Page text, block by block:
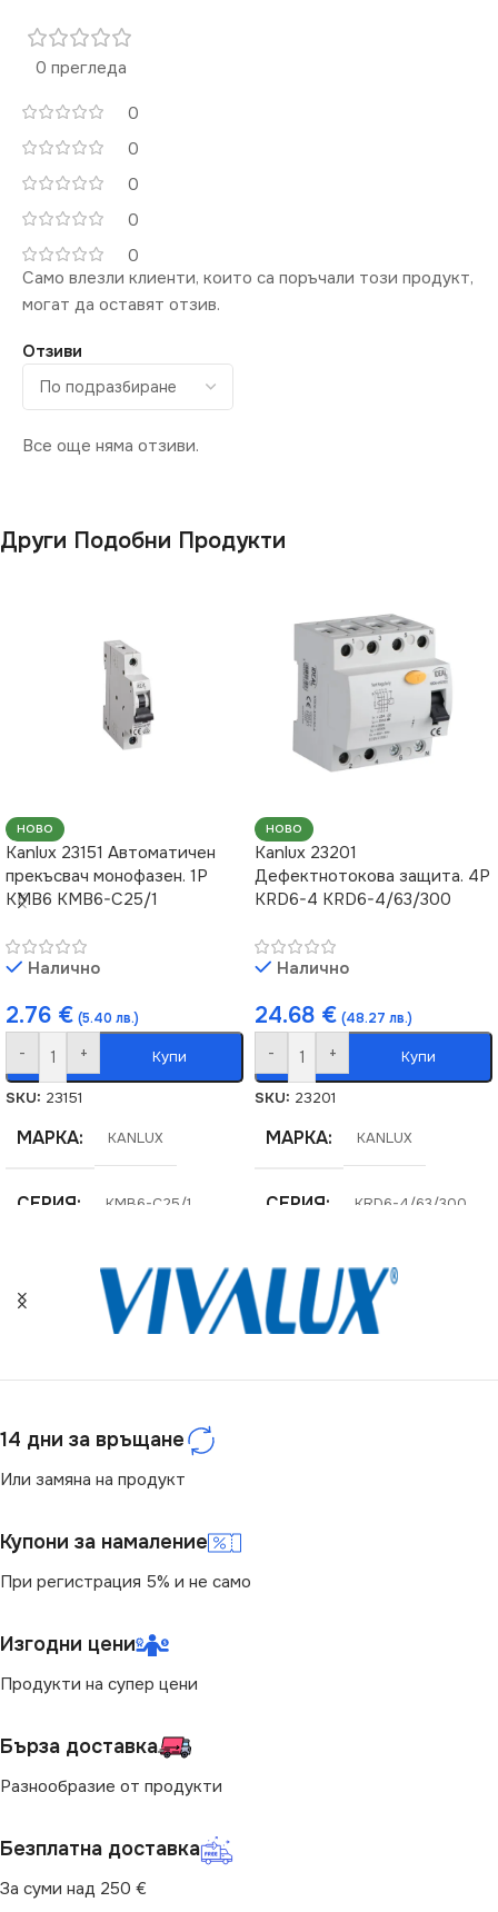
0 прегледа
0
0
0
0
0
Отзиви
Все още няма отзиви.
Само влезли клиенти, които са поръчали този продукт,
могат да оставят отзив.
Други Подобни Продукти
НОВО
Kanlux 23151 Автоматичен
прекъсвач монофазен. 1P
KMB6 KMB6-C25/1
Налично
2.76 € (5.40 лв.)
- + Купи
SKU: 23151
МАРКА KANLUX
СЕРИЯ KMB6-C25/1
СТЕПЕН НА ЗАЩИТА
НОВО
Kanlux 23201
Дефектнотокова защита. 4P
KRD6-4 KRD6-4/63/300
Налично
24.68 € (48.27 лв.)
- + Купи
SKU: 23201
МАРКА KANLUX
СЕРИЯ KRD6-4/63/300
СТЕПЕН НА ЗАЩИТА
IP20
14 дни за връщане
Или замяна на продукт
Купони за намаление
При регистрация 5% и не само
Изгодни цени
Продукти на супер цени
Бърза доставка
Разнообразие от продукти
Безплатна доставка
За суми над 250 €